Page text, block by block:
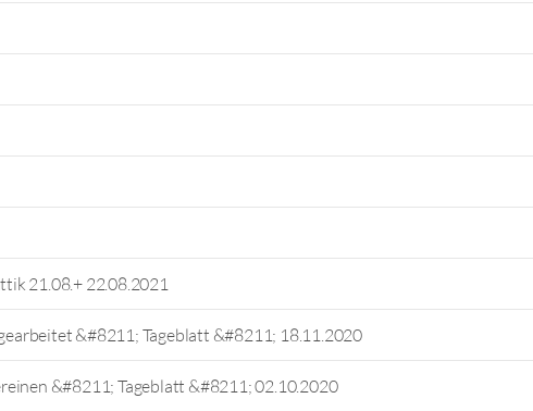
21.08.+ 22.08.2021
&#8211; Tageblatt &#8211; 18.11.2020
&#8211; Tageblatt &#8211; 02.10.2020